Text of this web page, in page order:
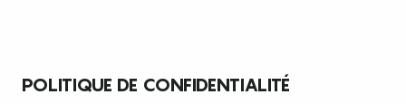
POLITIQUE DE CONFIDENTIALITÉ